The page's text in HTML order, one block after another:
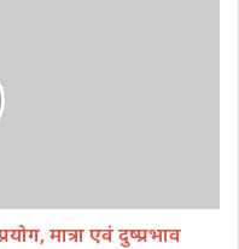
मात्रा एवं दुष्प्रभाव